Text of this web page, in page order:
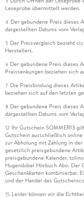
Leseprobe übermittelt werden.
4 Der gebundene Preis dieses
dargestellten Datums vom
5 Der Preisvergleich bezieht
Herstellers.
6 Der gebundene Preis dieses
Preissenkungen beziehen sich
7 Die Preisbindung dieses
beziehen sich auf den letzten
8 Der gebundene Preis dieses
dargestellten Datums vom
12 Ihr Gutschein SOMMER13
Gutschein ausschließlich
zur Abholung mit Zahlung in
gesetzlich preisgebundene
preisgebundene Kalender,
Hugendubel Hörbuch Abo. Der
Geschenkkarten kombinierbar.
und der Handel des
15 Leider können wir die